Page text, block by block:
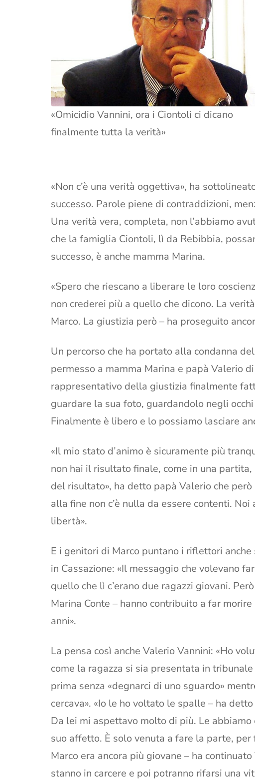
«Omicidio Vannini, ora i Ciontoli ci dicano
finalmente tutta la verità»
«Non c’è una verità oggettiva», ha
successo. Parole piene di contraddizioni,
Una verità vera, completa, non l’abbiamo
che la famiglia Ciontoli, lì da Rebibbia,
successo, è anche mamma Marina.
«Spero che riescano a liberare le loro
non crederei più a quello che dicono. La
Marco. La giustizia però – ha proseguito
Un percorso che ha portato alla condanna
permesso a mamma Marina e papà Valerio
rappresentativo della giustizia finalmente
guardare la sua foto, guardandolo negli
Finalmente è libero e lo possiamo lasciare
«Il mio stato d’animo è sicuramente più
non hai il risultato finale, come in una
del risultato», ha detto papà Valerio che
alla fine non c’è nulla da essere contenti.
libertà».
E i genitori di Marco puntano i riflettori
in Cassazione: «Il messaggio che volevano
quello che lì c’erano due ragazzi giovani.
Marina Conte – hanno contribuito a far
anni».
La pensa così anche Valerio Vannini: «Ho
come la ragazza si sia presentata in
prima senza «degnarci di uno sguardo»
cercava». «Io le ho voltato le spalle – ha
Da lei mi aspettavo molto di più. Le
suo affetto. È solo venuta a fare la parte,
Marco era ancora più giovane – ha
stanno in carcere e poi potranno rifarsi una